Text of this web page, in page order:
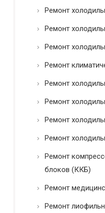
Ремонт
Ремонт
Ремонт
Ремонт
Ремонт
Ремонт
Ремонт
Ремонт
Ремонт
блоков (ККБ)
Ремонт
Ремонт